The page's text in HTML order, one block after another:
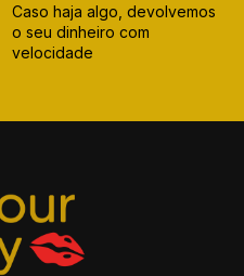
Caso haja algo, devolvemos
o seu dinheiro com
velocidade